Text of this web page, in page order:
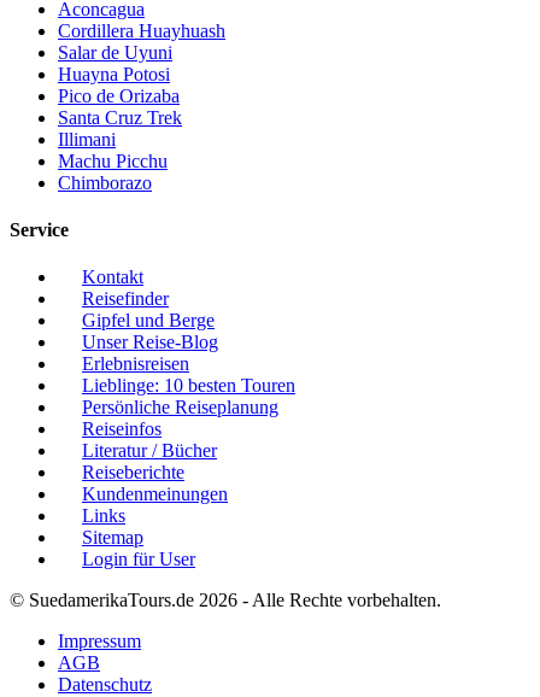
Aconcagua
Cordillera Huayhuash
Salar de Uyuni
Huayna Potosi
Pico de Orizaba
Santa Cruz Trek
Illimani
Machu Picchu
Chimborazo
Service
Kontakt
Reisefinder
Gipfel und Berge
Unser Reise-Blog
Erlebnisreisen
Lieblinge: 10 besten Touren
Persönliche Reiseplanung
Reiseinfos
Literatur / Bücher
Reiseberichte
Kundenmeinungen
Links
Sitemap
Login für User
© SuedamerikaTours.de 2026 - Alle Rechte vorbehalten.
Impressum
AGB
Datenschutz